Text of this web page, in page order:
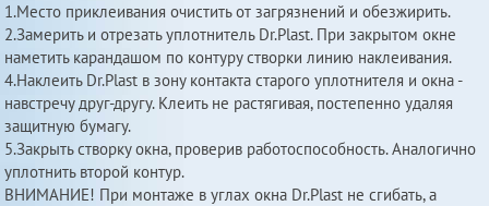
1.Место приклеивания очистить от загрязнений и обезжирить.
2.Замерить и отрезать уплотнитель Dr.Plast. При закрытом окне
наметить карандашом по контуру створки линию наклеивания.
4.Наклеить Dr.Plast в зону контакта старого уплотнителя и окна -
навстречу друг-другу. Клеить не растягивая, постепенно удаляя
защитную бумагу.
5.Закрыть створку окна, проверив работоспособность. Аналогично
уплотнить второй контур.
ВНИМАНИЕ! При монтаже в углах окна Dr.Plast не сгибать, а